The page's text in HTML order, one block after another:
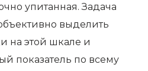
упитанная. Задача
выделить
на этой шкале и
показатель по всему